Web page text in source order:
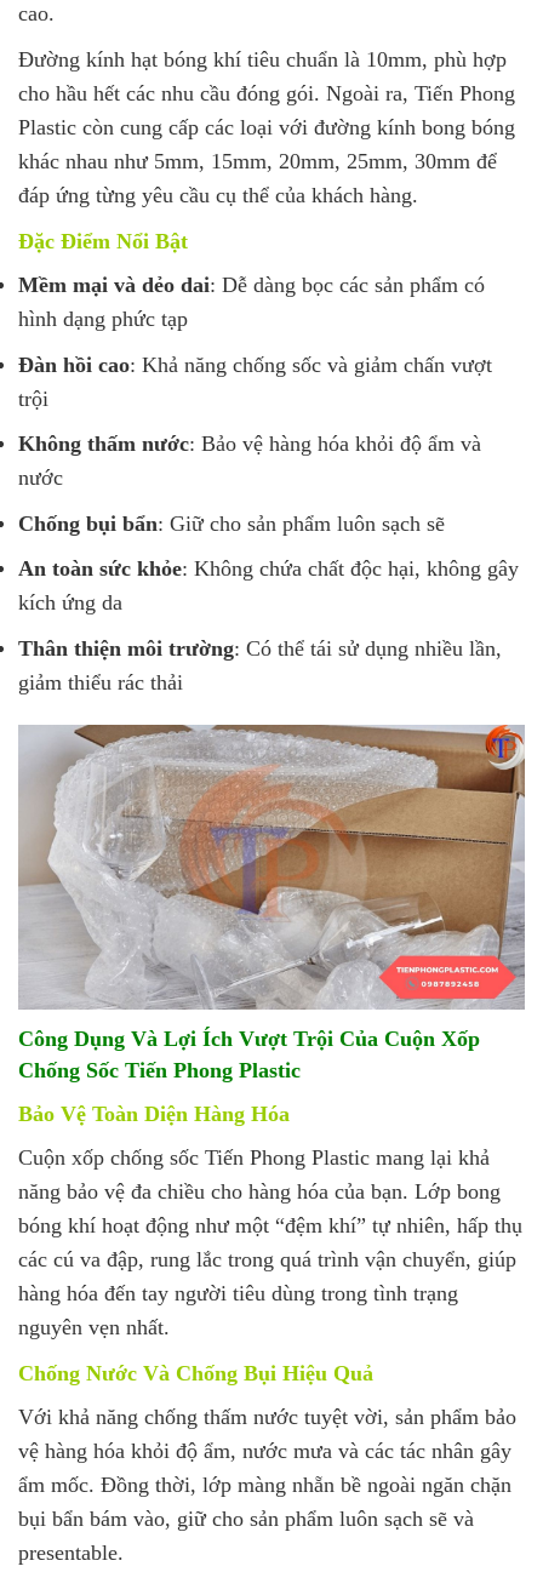
cao.
Đường kính hạt bóng khí tiêu chuẩn là 10mm, phù hợp
cho hầu hết các nhu cầu đóng gói. Ngoài ra, Tiến Phong
Plastic còn cung cấp các loại với đường kính bong bóng
khác nhau như 5mm, 15mm, 20mm, 25mm, 30mm để
đáp ứng từng yêu cầu cụ thể của khách hàng.
Đặc Điểm Nổi Bật
Mềm mại và dẻo dai: Dễ dàng bọc các sản phẩm có
hình dạng phức tạp
Đàn hồi cao: Khả năng chống sốc và giảm chấn vượt
trội
Không thấm nước: Bảo vệ hàng hóa khỏi độ ẩm và
nước
Chống bụi bẩn: Giữ cho sản phẩm luôn sạch sẽ
An toàn sức khỏe: Không chứa chất độc hại, không gây
kích ứng da
Thân thiện môi trường: Có thể tái sử dụng nhiều lần,
giảm thiểu rác thải
Công Dụng Và Lợi Ích Vượt Trội Của Cuộn Xốp
Chống Sốc Tiến Phong Plastic
Bảo Vệ Toàn Diện Hàng Hóa
Cuộn xốp chống sốc Tiến Phong Plastic mang lại khả
năng bảo vệ đa chiều cho hàng hóa của bạn. Lớp bong
bóng khí hoạt động như một “đệm khí” tự nhiên, hấp thụ
các cú va đập, rung lắc trong quá trình vận chuyển, giúp
hàng hóa đến tay người tiêu dùng trong tình trạng
nguyên vẹn nhất.
Chống Nước Và Chống Bụi Hiệu Quả
Với khả năng chống thấm nước tuyệt vời, sản phẩm bảo
vệ hàng hóa khỏi độ ẩm, nước mưa và các tác nhân gây
ẩm mốc. Đồng thời, lớp màng nhẵn bề ngoài ngăn chặn
bụi bẩn bám vào, giữ cho sản phẩm luôn sạch sẽ và
presentable.